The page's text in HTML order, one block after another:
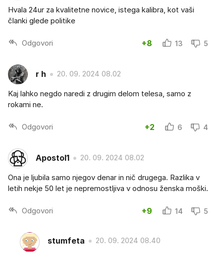
Hvala 24ur za kvalitetne novice, istega kalibra, kot vaši
članki glede politike
Odgovori +8 13 5
r h 20. 09. 2024 08.02
Kaj lahko negdo naredi z drugim delom telesa, samo z
rokami ne.
Odgovori +2 6 4
Apostol1 20. 09. 2024 08.02
Ona je ljubila samo njegov denar in nič drugega. Razlika v
letih nekje 50 let je nepremostljiva v odnosu ženska moški.
Odgovori +9 14 5
stumfeta 20. 09. 2024 08.40